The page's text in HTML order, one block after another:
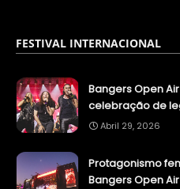
FESTIVAL INTERNACIONAL
Bangers Open
celebração de
Abril 29, 2026
Protagonismo
Bangers Open Air